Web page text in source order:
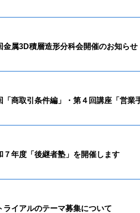
3D積層造形分科会開催のお知らせ
商取引条件編」・第４回講座「営業
年度「後継者塾」を開催します
イアルのテーマ募集について